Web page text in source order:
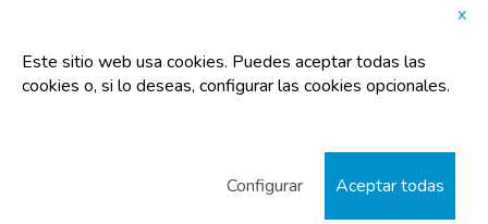
Este sitio web usa cookies. Puedes aceptar todas las
cookies o, si lo deseas, configurar las cookies opcionales.
x
Aceptar todas
Configurar